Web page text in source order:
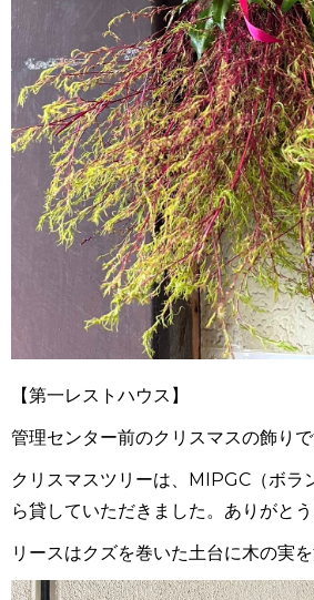
【第一レストハウス】
管理センター前のクリスマスの飾りで
クリスマスツリーは、MIPGC（ボラ
ら貸していただきました。ありがとう
リースはクズを巻いた土台に木の実